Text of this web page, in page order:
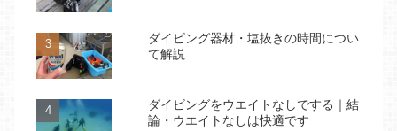
ダイビング器材・塩抜きの時間につい
て解説
ダイビングをウエイトなしでする｜結
論・ウエイトなしは快適です